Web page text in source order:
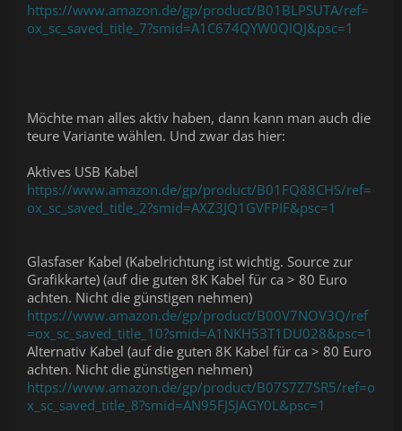
https://www.amazon.de/gp/product/B01BLPSUTA/ref=
ox_sc_saved_title_7?smid=A1C674QYW0QIQJ&psc=1
Möchte man alles aktiv haben, dann kann man auch die
teure Variante wählen. Und zwar das hier:
Aktives USB Kabel
https://www.amazon.de/gp/product/B01FQ88CHS/ref=
ox_sc_saved_title_2?smid=AXZ3JQ1GVFPIF&psc=1
Glasfaser Kabel (Kabelrichtung ist wichtig. Source zur
Grafikkarte) (auf die guten 8K Kabel für ca > 80 Euro
achten. Nicht die günstigen nehmen)
https://www.amazon.de/gp/product/B00V7NOV3Q/ref
=ox_sc_saved_title_10?smid=A1NKH53T1DU028&psc=1
Alternativ Kabel (auf die guten 8K Kabel für ca > 80 Euro
achten. Nicht die günstigen nehmen)
https://www.amazon.de/gp/product/B07S7Z7SR5/ref=o
x_sc_saved_title_8?smid=AN95FJSJAGY0L&psc=1